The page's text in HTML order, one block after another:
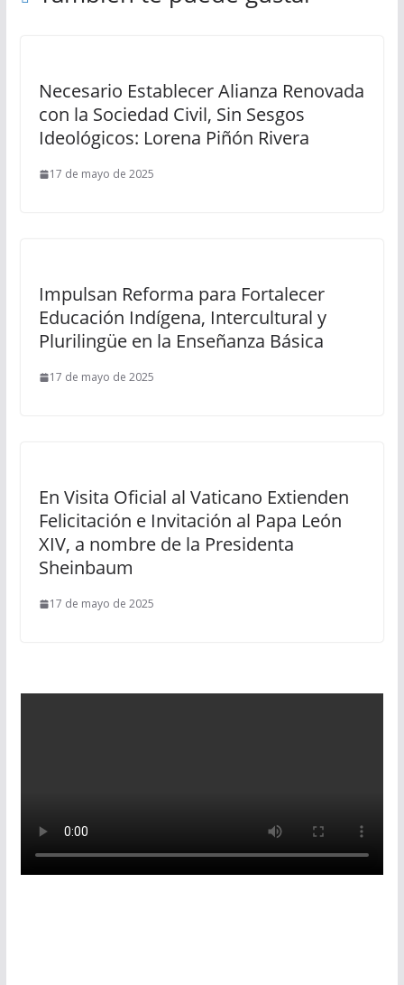
Necesario Establecer Alianza Renovada
con la Sociedad Civil, Sin Sesgos
Ideológicos: Lorena Piñón Rivera
17 de mayo de 2025
Impulsan Reforma para Fortalecer
Educación Indígena, Intercultural y
Plurilingüe en la Enseñanza Básica
17 de mayo de 2025
En Visita Oficial al Vaticano Extienden
Felicitación e Invitación al Papa León
XIV, a nombre de la Presidenta
Sheinbaum
17 de mayo de 2025